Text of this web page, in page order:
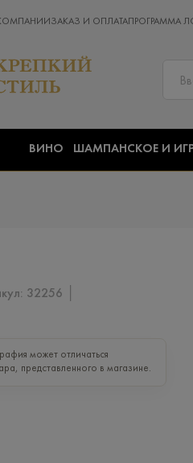
ЗАКАЗ И ОПЛАТАПРОГРАММА
ВИНО ШАМПАНСКОЕ И
32256 │
может отличаться
представленного в магазине.